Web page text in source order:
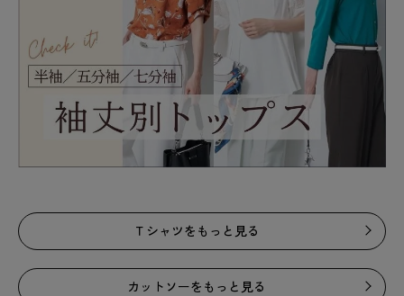
Ｔシャツをもっと見る
カットソーをもっと見る